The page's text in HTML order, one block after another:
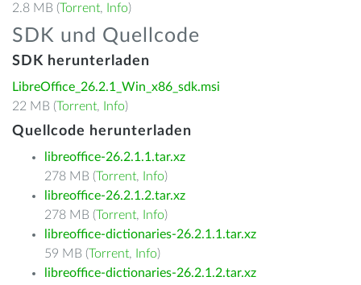
2.8 MB (Torrent, Info)
SDK und Quellcode
SDK herunterladen
LibreOffice_26.2.1_Win_x86_sdk.msi
22 MB (Torrent, Info)
Quellcode herunterladen
libreoffice-26.2.1.1.tar.xz
278 MB (Torrent, Info)
libreoffice-26.2.1.2.tar.xz
278 MB (Torrent, Info)
libreoffice-dictionaries-26.2.1.1.tar.xz
59 MB (Torrent, Info)
libreoffice-dictionaries-26.2.1.2.tar.xz